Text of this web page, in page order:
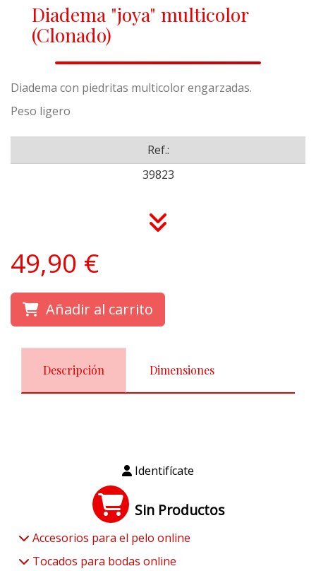
Diadema "joya" multicolor
(Clonado)
Diadema con piedritas multicolor engarzadas.
Peso ligero
Ref.:
39823
49,90 €
Añadir al carrito
Descripción Dimensiones
Identifícate
Sin Productos
Accesorios para el pelo online
Tocados para bodas online